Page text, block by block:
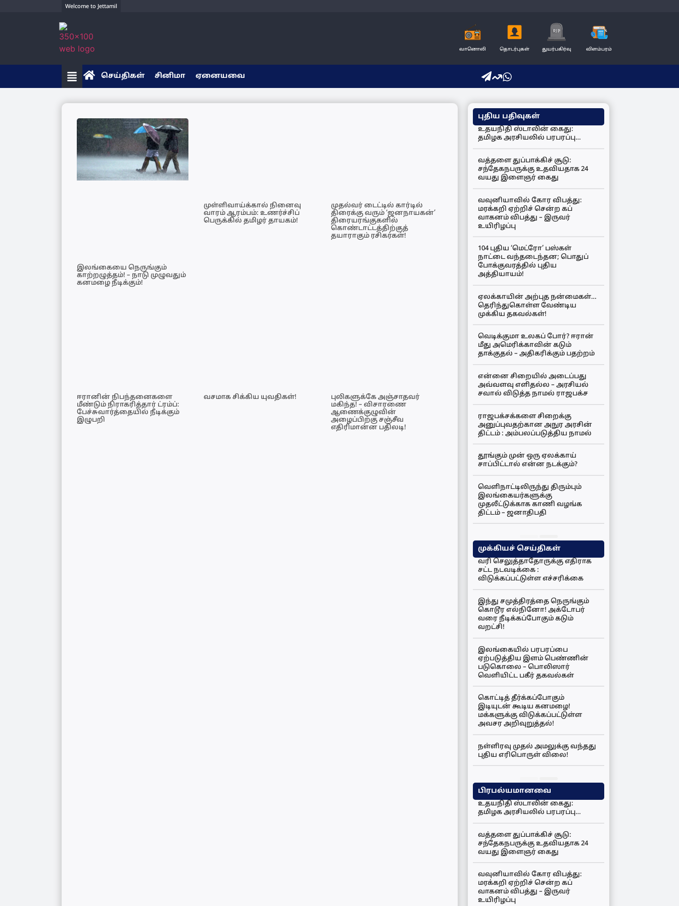
Welcome to Jettamil
வானொலி தொடர்புகள் துயர்பகிர்வு விளம்பரம்
செய்திகள் சினிமா ஏனையவை
இலங்கையை நெருங்கும்
காற்றழுத்தம்! – நாடு முழுவதும்
கனமழை நீடிக்கும்!
முள்ளிவாய்க்கால் நினைவு
வாரம் ஆரம்பம்: உணர்ச்சிப்
பெருக்கில் தமிழர் தாயகம்!
முதல்வர் டைட்டில் கார்டில்
திரைக்கு வரும் ‘ஜனநாயகன்’
திரையரங்குகளில்
கொண்டாட்டத்திற்குத்
தயாராகும் ரசிகர்கள்!
ஈரானின் நிபந்தனைகளை
மீண்டும் நிராகரித்தார் ட்ரம்ப்:
பேச்சுவார்த்தையில் நீடிக்கும்
இழுபறி
வசமாக சிக்கிய யுவதிகள்!
புலிகளுக்கே அஞ்சாதவர்
மகிந்த! – விசாரணை
ஆணைக்குழுவின்
அழைப்பிற்கு சஞ்சீவ
எதிரிமான்ன பதிலடி!
புதிய பதிவுகள்
உதயநிதி ஸ்டாலின் கைது:
தமிழக அரசியலில் பரபரப்பு…
வத்தளை துப்பாக்கிச் சூடு:
சந்தேகநபருக்கு உதவியதாக 24
வயது இளைஞர் கைது
வவுனியாவில் கோர விபத்து:
மரக்கறி ஏற்றிச் சென்ற கப்
வாகனம் விபத்து – இருவர்
உயிரிழப்பு
104 புதிய ‘மெட்ரோ’ பஸ்கள்
நாட்டை வந்தடைந்தன; பொதுப்
போக்குவரத்தில் புதிய
அத்தியாயம்!
ஏலக்காயின் அற்புத நன்மைகள்…
தெரிந்துகொள்ள வேண்டிய
முக்கிய தகவல்கள்!
வெடிக்குமா உலகப் போர்? ஈரான்
மீது அமெரிக்காவின் கடும்
தாக்குதல் – அதிகரிக்கும் பதற்றம்
என்னை சிறையில் அடைப்பது
அவ்வளவு எளிதல்ல – அரசியல்
சவால் விடுத்த நாமல் ராஜபக்ச
ராஜபக்சக்களை சிறைக்கு
அனுப்புவதற்கான அநுர அரசின்
திட்டம் : அம்பலப்படுத்திய நாமல்
தூங்கும் முன் ஒரு ஏலக்காய்
சாப்பிட்டால் என்ன நடக்கும்?
வெளிநாட்டிலிருந்து திரும்பும்
இலங்கையர்களுக்கு
முதலீட்டுக்காக காணி வழங்க
திட்டம் – ஜனாதிபதி
முக்கியச் செய்திகள்
வரி செலுத்தாதோருக்கு எதிராக
சட்ட நடவடிக்கை :
விடுக்கப்பட்டுள்ள எச்சரிக்கை
இந்து சமுத்திரத்தை நெருங்கும்
கொடூர எல்நினோ! அக்டோபர்
வரை நீடிக்கப்போகும் கடும்
வறட்சி!
இலங்கையில் பரபரப்பை
ஏற்படுத்திய இளம் பெண்ணின்
படுகொலை – பொலிஸார்
வெளியிட்ட பகீர் தகவல்கள்
கொட்டித் தீர்க்கப்போகும்
இடியுடன் கூடிய கனமழை!
மக்களுக்கு விடுக்கப்பட்டுள்ள
அவசர அறிவுறுத்தல்!
நள்ளிரவு முதல் அமலுக்கு வந்தது
புதிய எரிபொருள் விலை!
பிரபல்யமானவை
உதயநிதி ஸ்டாலின் கைது:
தமிழக அரசியலில் பரபரப்பு…
வத்தளை துப்பாக்கிச் சூடு:
சந்தேகநபருக்கு உதவியதாக 24
வயது இளைஞர் கைது
வவுனியாவில் கோர விபத்து:
மரக்கறி ஏற்றிச் சென்ற கப்
வாகனம் விபத்து – இருவர்
உயிரிழப்பு